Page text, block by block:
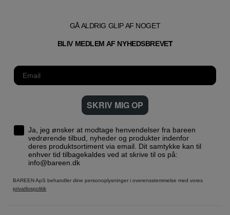
GÅ ALDRIG GLIP AF NOGET
BLIV MEDLEM AF NYHEDSBREVET
SKRIV MIG OP
Ja, jeg ønsker at modtage henvendelser fra bareen
vedrørende tilbud, nyheder og produkter indenfor
deres produktsortiment via email. Dit samtykke kan til
enhver tid tilbagekaldes ved at skrive til os på:
info@bareen.dk
BAREEN ApS behandler dine personoplysninger i overensstemmelse med vores
privatlivspolitik